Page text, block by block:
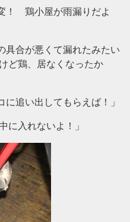
！ 鶏小屋が雨漏りだよ
合が悪くて漏れたみたい
ど鶏、居なくなったか
追い出してもらえば！」
に入れないよ！」